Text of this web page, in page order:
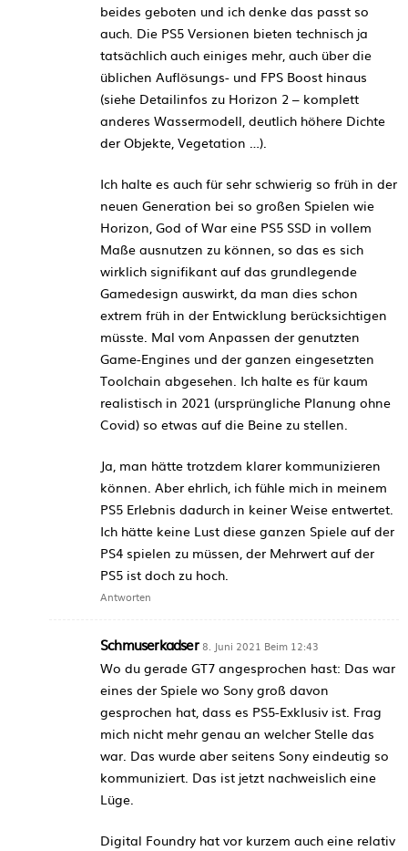
beides geboten und ich denke das passt so
auch. Die PS5 Versionen bieten technisch ja
tatsächlich auch einiges mehr, auch über die
üblichen Auflösungs- und FPS Boost hinaus
(siehe Detailinfos zu Horizon 2 – komplett
anderes Wassermodell, deutlich höhere Dichte
der Objekte, Vegetation …).
Ich halte es auch für sehr schwierig so früh in der
neuen Generation bei so großen Spielen wie
Horizon, God of War eine PS5 SSD in vollem
Maße ausnutzen zu können, so das es sich
wirklich signifikant auf das grundlegende
Gamedesign auswirkt, da man dies schon
extrem früh in der Entwicklung berücksichtigen
müsste. Mal vom Anpassen der genutzten
Game-Engines und der ganzen eingesetzten
Toolchain abgesehen. Ich halte es für kaum
realistisch in 2021 (ursprüngliche Planung ohne
Covid) so etwas auf die Beine zu stellen.
Ja, man hätte trotzdem klarer kommunizieren
können. Aber ehrlich, ich fühle mich in meinem
PS5 Erlebnis dadurch in keiner Weise entwertet.
Ich hätte keine Lust diese ganzen Spiele auf der
PS4 spielen zu müssen, der Mehrwert auf der
PS5 ist doch zu hoch.
Antworten
Schmuserkadser 8. Juni 2021 Beim 12:43
Wo du gerade GT7 angesprochen hast: Das war
eines der Spiele wo Sony groß davon
gesprochen hat, dass es PS5-Exklusiv ist. Frag
mich nicht mehr genau an welcher Stelle das
war. Das wurde aber seitens Sony eindeutig so
kommuniziert. Das ist jetzt nachweislich eine
Lüge.
Digital Foundry hat vor kurzem auch eine relativ